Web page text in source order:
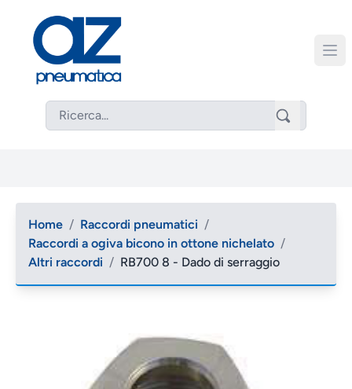
Home / Raccordi pneumatici /
Raccordi a ogiva bicono in ottone nichelato /
Altri raccordi / RB700 8 - Dado di serraggio